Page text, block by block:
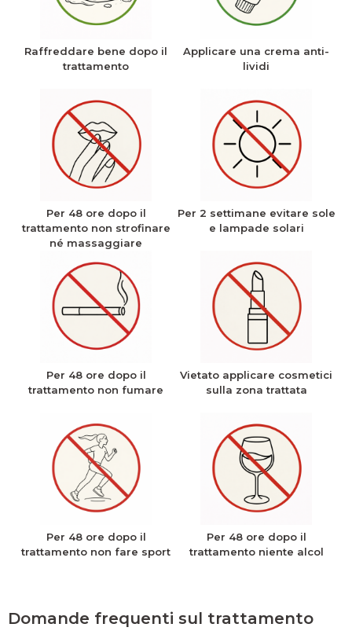
Raffreddare bene dopo il
trattamento
Applicare una crema anti-
lividi
Per 48 ore dopo il
trattamento non strofinare
né massaggiare
Per 2 settimane evitare sole
e lampade solari
Per 48 ore dopo il
trattamento non fumare
Vietato applicare cosmetici
sulla zona trattata
Per 48 ore dopo il
trattamento non fare sport
Per 48 ore dopo il
trattamento niente alcol
Domande frequenti sul trattamento